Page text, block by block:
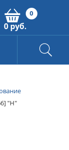
0
0 руб.
"Н"